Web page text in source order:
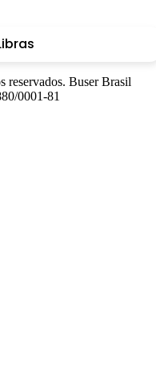
reservados. Buser Brasil
0001-81